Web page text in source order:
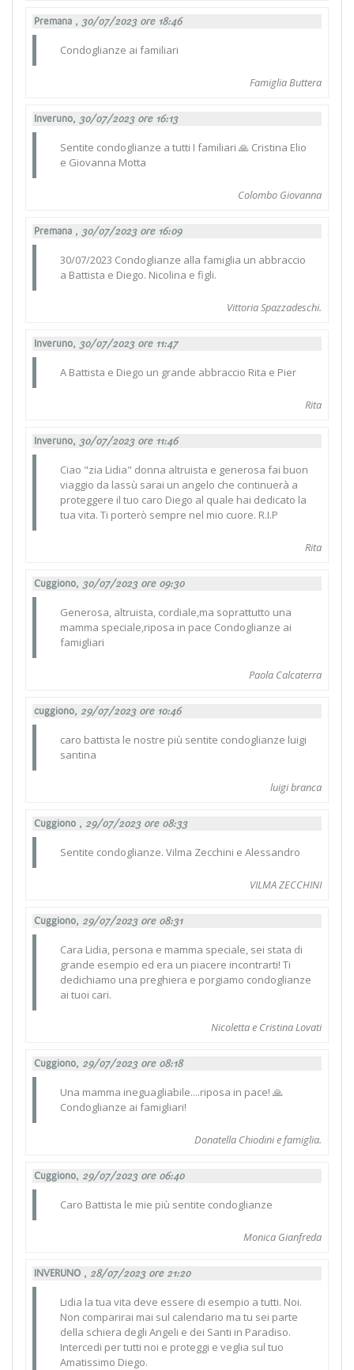
Premana , 30/07/2023 ore 18:46
Condoglianze ai familiari
Famiglia Buttera
Inveruno, 30/07/2023 ore 16:13
Sentite condoglianze a tutti I familiari 🙏 Cristina Elio
e Giovanna Motta
Colombo Giovanna
Premana , 30/07/2023 ore 16:09
30/07/2023 Condoglianze alla famiglia un abbraccio
a Battista e Diego. Nicolina e figli.
Vittoria Spazzadeschi.
Inveruno, 30/07/2023 ore 11:47
A Battista e Diego un grande abbraccio Rita e Pier
Rita
Inveruno, 30/07/2023 ore 11:46
Ciao "zia Lidia" donna altruista e generosa fai buon
viaggio da lassù sarai un angelo che continuerà a
proteggere il tuo caro Diego al quale hai dedicato la
tua vita. Ti porterò sempre nel mio cuore. R.I.P
Rita
Cuggiono, 30/07/2023 ore 09:30
Generosa, altruista, cordiale,ma soprattutto una
mamma speciale,riposa in pace Condoglianze ai
famigliari
Paola Calcaterra
cuggiono, 29/07/2023 ore 10:46
caro battista le nostre più sentite condoglianze luigi
santina
luigi branca
Cuggiono , 29/07/2023 ore 08:33
Sentite condoglianze. Vilma Zecchini e Alessandro
VILMA ZECCHINI
Cuggiono, 29/07/2023 ore 08:31
Cara Lidia, persona e mamma speciale, sei stata di
grande esempio ed era un piacere incontrarti! Ti
dedichiamo una preghiera e porgiamo condoglianze
ai tuoi cari.
Nicoletta e Cristina Lovati
Cuggiono, 29/07/2023 ore 08:18
Una mamma ineguagliabile....riposa in pace! 🙏
Condoglianze ai famigliari!
Donatella Chiodini e famiglia.
Cuggiono, 29/07/2023 ore 06:40
Caro Battista le mie più sentite condoglianze
Monica Gianfreda
INVERUNO , 28/07/2023 ore 21:20
Lidia la tua vita deve essere di esempio a tutti. Noi.
Non comparirai mai sul calendario ma tu sei parte
della schiera degli Angeli e dei Santi in Paradiso.
Intercedi per tutti noi e proteggi e veglia sul tuo
Amatissimo Diego.